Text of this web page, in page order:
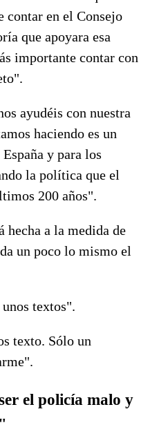
contar en el Consejo
que apoyara esa
importante contar con
ayudéis con nuestra
haciendo es un
y para los
la política que el
200 años".
hecha a la medida de
un poco lo mismo el
textos".
texto. Sólo un
el policía malo y